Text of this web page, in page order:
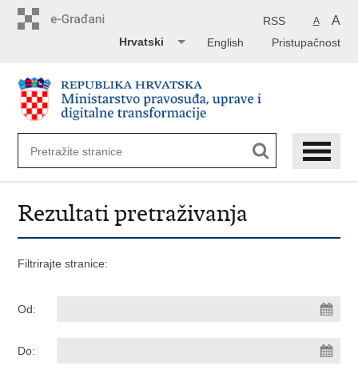
A A
RSS
Pristupačnost
English
Hrvatski
Rezultati pretraživanja
Filtrirajte stranice:
Od:
Do: